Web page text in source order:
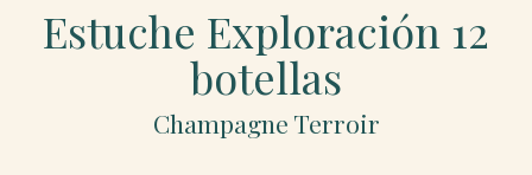
Estuche Exploración 12
botellas
Champagne Terroir